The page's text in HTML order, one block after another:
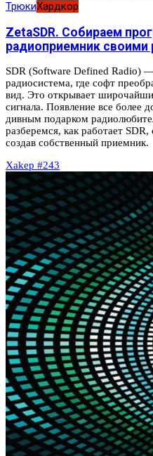
ТрюкиХардкор
ZetaSDR. Собираем
радиоприемник своими
SDR (Software Defined Radio)
радиосистема, где софт
вид. Это открывает
сигнала. Появление все более
дивным подарком
разберемся, как работает
создав собственный приемник.
Xakep #243